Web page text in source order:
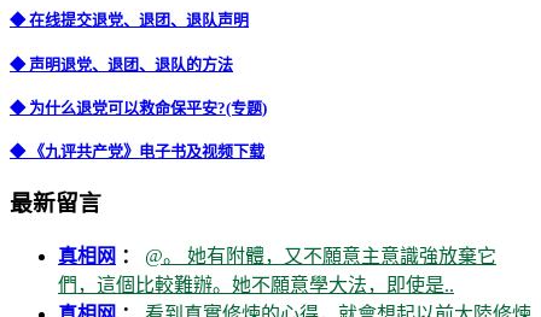
◆ 在线提交退党、退团、退队声明
◆ 声明退党、退团、退队的方法
◆ 为什么退党可以救命保平安?(专题)
◆ 《九评共产党》电子书及视频下载
最新留言
真相网 ： @。 她有附體，又不願意主意識強放棄它
們，這個比較難辦。她不願意學大法，即使是..